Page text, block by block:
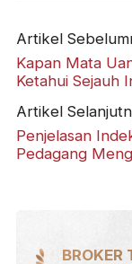
Artikel
Kapan Mata
Ketahui Sejauh
Artikel
Penjelasan
Pedagang
BROKER